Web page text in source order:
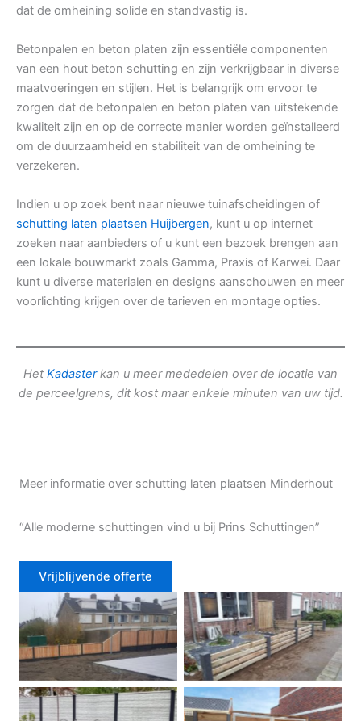
dat de omheining solide en standvastig is.
Betonpalen en beton platen zijn essentiële componenten
van een hout beton schutting en zijn verkrijgbaar in diverse
maatvoeringen en stijlen. Het is belangrijk om ervoor te
zorgen dat de betonpalen en beton platen van uitstekende
kwaliteit zijn en op de correcte manier worden geïnstalleerd
om de duurzaamheid en stabiliteit van de omheining te
verzekeren.
Indien u op zoek bent naar nieuwe tuinafscheidingen of
schutting laten plaatsen Huijbergen, kunt u op internet
zoeken naar aanbieders of u kunt een bezoek brengen aan
een lokale bouwmarkt zoals Gamma, Praxis of Karwei. Daar
kunt u diverse materialen en designs aanschouwen en meer
voorlichting krijgen over de tarieven en montage opties.
Het Kadasterkan u meer mededelen over de locatie van
de perceelgrens, dit kost maar enkele minuten van uw tijd.
Meer informatie over schutting laten plaatsen Minderhout
“Alle moderne schuttingen vind u bij Prins Schuttingen”
Vrijblijvende offerte
Douglas schutting Tuinhek voortuin